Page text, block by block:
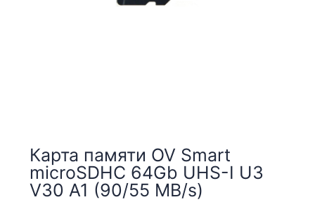
Карта памяти OV Smart
microSDHC 64Gb UHS-I U3
V30 A1 (90/55 MB/s)